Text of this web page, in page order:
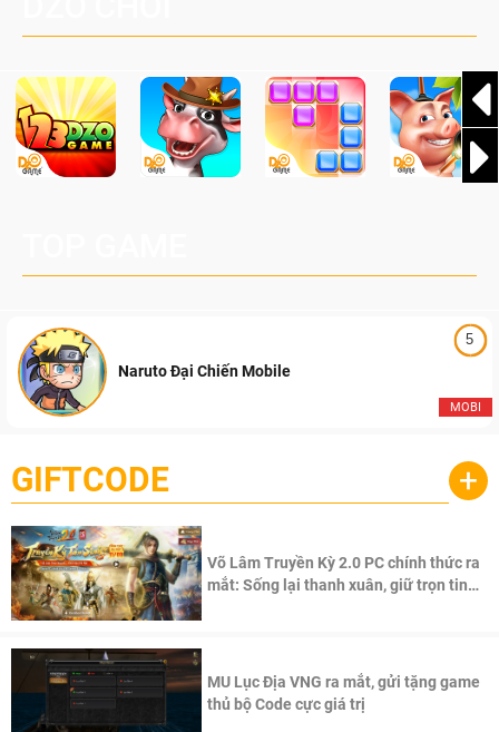
5
MOBI
Naruto Đại Chiến Mobile
GIFTCODE +
Võ Lâm Truyền Kỳ 2.0 PC chính thức ra
mắt: Sống lại thanh xuân, giữ trọn tinh
MU Lục Địa VNG ra mắt, gửi tặng game
thủ bộ Code cực giá trị